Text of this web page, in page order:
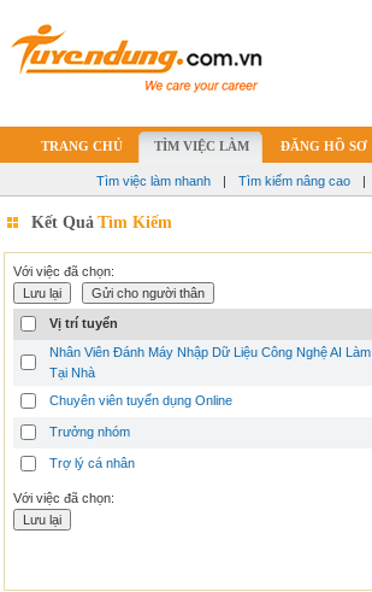
TRANG CHỦ TÌM VIỆC LÀM ĐĂNG HỒ SƠ
Tìm việc làm nhanh | Tìm kiếm nâng cao |
Kết Quả Tìm Kiếm
Với việc đã chọn:
Vị trí tuyển
Nhân Viên Đánh Máy Nhập Dữ Liệu Công Nghệ AI Làm
Tại Nhà
Chuyên viên tuyển dụng Online
Trưởng nhóm
Trợ lý cá nhân
Với việc đã chọn: